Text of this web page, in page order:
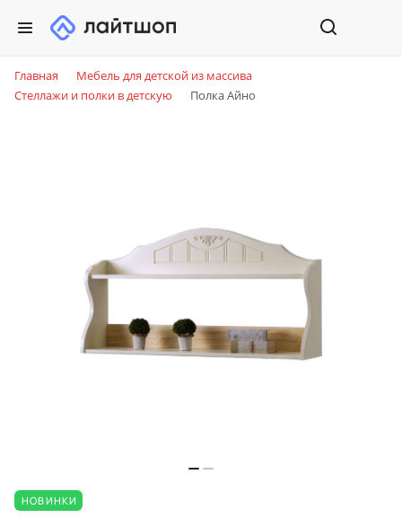
Главная
Мебель для детской из массива
Стеллажи и полки в детскую
Полка Айно
НОВИНКИ